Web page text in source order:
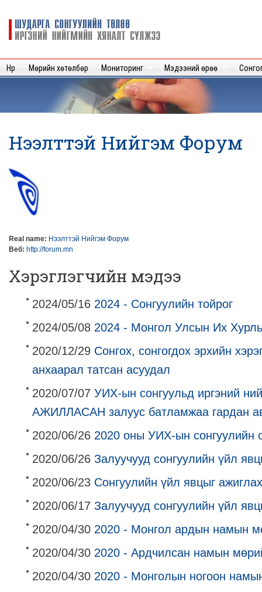
Шударга
сонгуулийн
нийгмийн
хяналт
Нүүр Мөрийн хөтөлбөр Мониторинг Мэдээний өрөө
Нээлттэй Нийгэм Форум
Real name: Нээлттэй Нийгэм Форум
Веб: http://forum.mn
Хэрэглэгчийн мэдээ
2024/05/16 2024 - Сонгуулийн тойрог
2024/05/08 2024 - Монгол Улсын Их
2020/12/29 Сонгох, сонгогдох эрхийн
анхаарал татсан асуудал
2020/07/07 УИХ-ын сонгуульд иргэний
АЖИЛЛАСАН залуус батламжаа гардан
2020/06/26 2020 оны УИХ-ын сонгуулийн
2020/06/26 Залуучууд сонгуулийн үйл
2020/06/23 Сонгуулийн үйл явцыг
2020/06/17 Залуучууд сонгуулийн үйл
2020/04/30 2020 - Монгол ардын намын
2020/04/30 2020 - Ардчилсан намын
2020/04/30 2020 - Монголын ногоон